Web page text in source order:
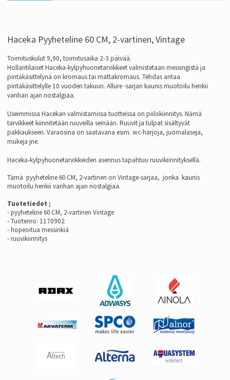
Haceka Pyyheteline 60 CM, 2-vartinen, Vintage
Toimituskulut 9,90, toimitusaika 2-3 päivää.
Hollantilaiset Haceka-kylpyhuonetarvikkeet valmistetaan messingistä ja
pintakäsittelynä on kromaus tai mattakromaus. Tehdas antaa
pintakäsittelylle 10 vuoden takuun. Allure -sarjan kaunis muotoilu henkii
vanhan ajan nostalgiaa.
Useimmissa Hacekan valmistamissa tuotteissa on piilokiinnitys. Nämä
tarvikkeet kiinnitetään ruuveilla seinään. Ruuvit ja tulpat sisältyvät
pakkaukseen. Varaosina on saatavana esim. wc-harjoja, juomalaseja,
mukeja jne.
Haceka-kylpyhuonetarvikkeiden asennus tapahtuu ruuvikiinnityksellä.
Tämä pyyheteline 60 CM, 2-vartinen on Vintage-sarjaa, jonka kaunis
muotoilu henkii vanhan ajan nostalgiaa.
Tuotetiedot ;
-pyyheteline 60 CM, 2-vartinen Vintage
-Tuotenro: 1170902
- hopeoitua messinkiä
- ruuvikiinnitys